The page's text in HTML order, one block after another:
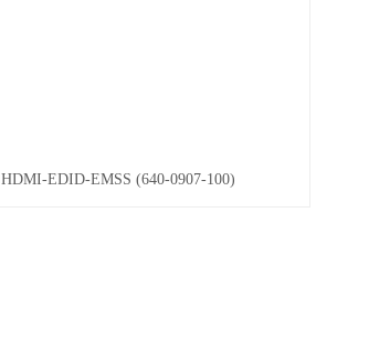
HDMI-EDID-EMSS (640-0907-100)